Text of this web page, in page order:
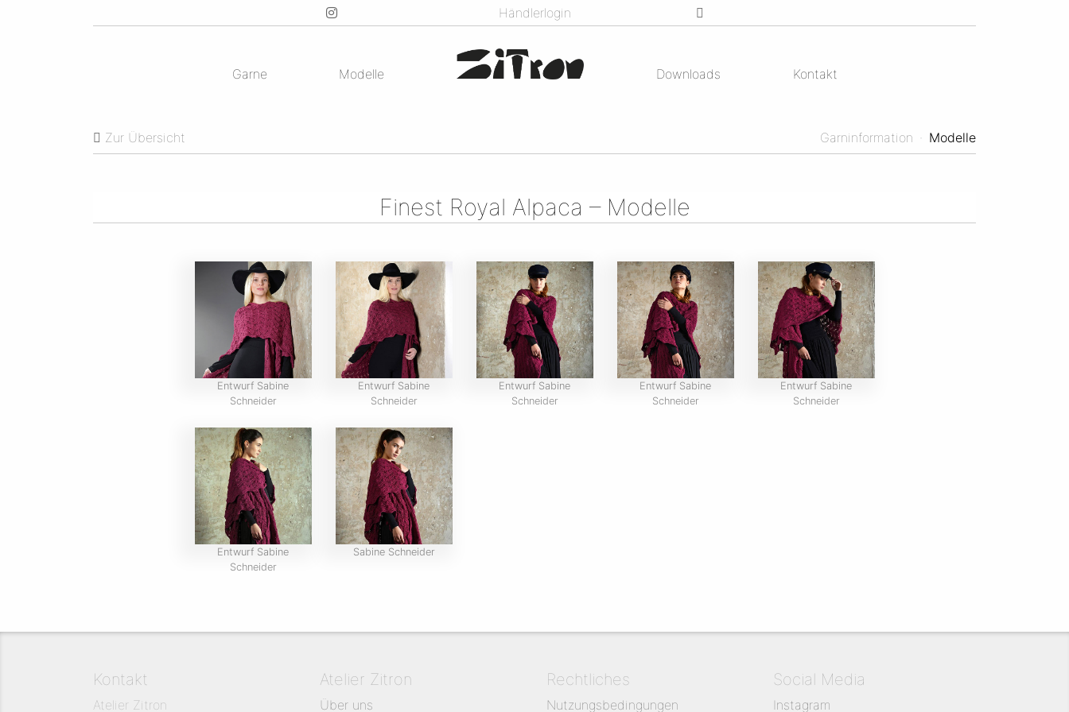
Händlerlogin
Garne Modelle Downloads Kontakt
Zur Übersicht Garninformation · Modelle
Finest Royal Alpaca – Modelle
Entwurf Sabine
Schneider
Entwurf Sabine
Schneider
Entwurf Sabine
Schneider
Entwurf Sabine
Schneider
Entwurf Sabine
Schneider
Entwurf Sabine
Schneider
Sabine Schneider
Kontakt
Atelier Zitron
Atelier Zitron
Über uns
Rechtliches
Nutzungsbedingungen
Social Media
Instagram